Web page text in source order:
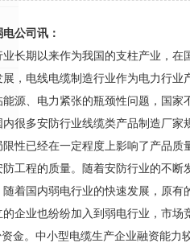
公司讯：
业长期以来作为我国的支柱产业，
展，电线电缆制造行业作为电力行
能源、电力紧张的瓶颈性问题，国家
内很多安防行业线缆类产品制造厂家
限性已经在一定程度上影响了产品质
防工程的质量。随着安防行业的不断
着国内弱电行业的快速发展，原有
企业也纷纷加入到弱电行业，市场
金。中小型电缆生产企业融资能力